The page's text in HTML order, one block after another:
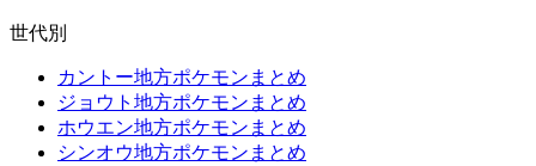
世代別
カントー地方ポケモンまとめ
ジョウト地方ポケモンまとめ
ホウエン地方ポケモンまとめ
シンオウ地方ポケモンまとめ